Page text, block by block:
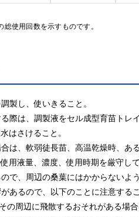
使用回数を示すものです。
製し、使いきること。
際は、調製液をセル成型育苗ト
はさけること。
は、軟弱徒長苗、高温乾燥時、
用液量、濃度、使用時期を厳守し
で、周辺の桑葉にはかからないよ
あるので、以下のことに注意するこ
の周辺に飛散するおそれがある場合